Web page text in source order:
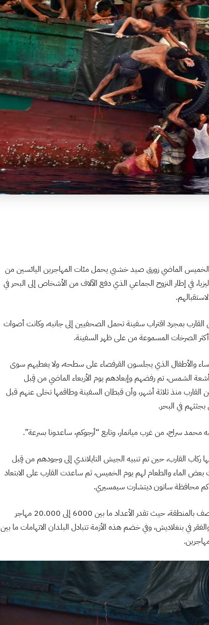
الخميس الماضي زورق صيد خشبي يحمل مئات المهاجرين اليائسين من
في إطار النزوح الجماعي الذي دفع الآلاف من الأشخاص إلى البحر في
بمجرد اقتراب سفينة تحمل الصحفيين إلى جانبه، وكانت أصوات
الصرخات المسموعة من على ظهر السفينة.
والأطفال الذي يجلسون القرفصاء على سطحه، ولا يغطيهم سوى
الشمس، تم رفضهم وإبعادهم يوم الأربعاء الماضي من قِبل
القارب منذ ثلاثة أشهر، وأن قبطان السفينة وطاقمها تخلى عنهم قبل
بجثثهم في البحر.
القارب، حين تم تنبيه الجيش التايلاندي إلى وجودهم من قِبل
بعض الماء والطعام لهم يوم الخميس، ثم ساعدت القارب على الابتعاد
محافظة ساتون ديتشارت سيمسيري.
محنة القارب تبرز كمثال ساطع عن أزمة الهجرة التي تعصف بالمنطقة، حيث تقدر الأعداد ما بين 6000 إلى 20.000 مهاجر
في بنغلاديش، وفي خضم هذه الأزمة تتبادل البلدان الاتهامات ما بين